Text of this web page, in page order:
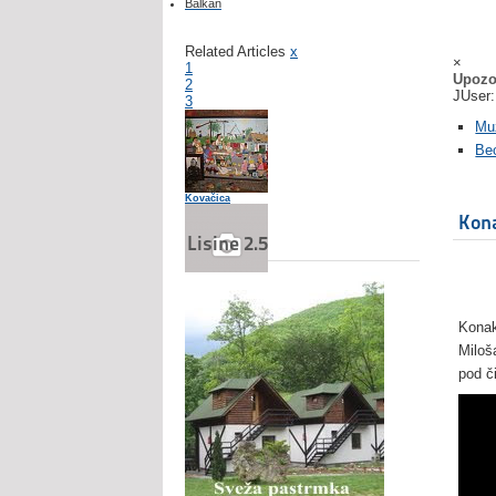
Balkan
Related Articles x
1
2
3
Kovačica
Jokanovića kuća
Rodna kuća Živojina Mišića
Lisine 2.5
×
pod